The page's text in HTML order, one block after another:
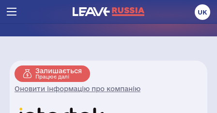
UK
Залишається
Працює далі
Оновити інформацію про компанію